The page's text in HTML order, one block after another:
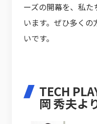
ーズの開幕を、私
います。ぜひ多く
いです。
TECH
岡 秀夫よ